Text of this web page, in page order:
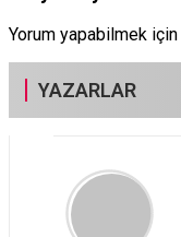
Yorum yapabilmek için
YAZARLAR